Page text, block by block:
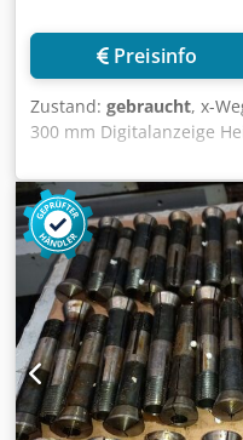
Preisinfo
Zustand: gebraucht, x-
300 mm Digitalanzeige
1000 x 520 mm
Spindelaufnahme SK 40
Maschinengewicht ca.
1800 m Deckel FP 2 B -
Fahrständerausführung
diverse Aufnahmen
Spannzangenaufnahme
wurde für ca. 24.000,00